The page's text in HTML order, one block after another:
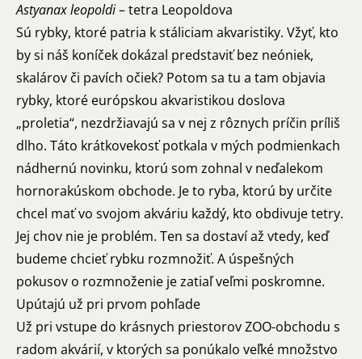
Astyanax leopoldi– tetra Leopoldova
Sú rybky, ktoré patria k stáliciam akvaristiky. Vžyť, kto
by si náš koníček dokázal predstaviť bez neóniek,
skalárov či pavích očiek? Potom sa tu a tam objavia
rybky, ktoré európskou akvaristikou doslova
„proletia“, nezdržiavajú sa v nej z rôznych príčin príliš
dlho. Táto krátkovekosť potkala v mých podmienkach
nádhernú novinku, ktorú som zohnal v neďalekom
hornorakúskom obchode. Je to ryba, ktorú by určite
chcel mať vo svojom akváriu každý, kto obdivuje tetry.
Jej chov nie je problém. Ten sa dostaví až vtedy, keď
budeme chcieť rybku rozmnožiť. A úspešných
pokusov o rozmnoženie je zatiaľ veľmi poskromne.
Upútajú už pri prvom pohľade
Už pri vstupe do krásnych priestorov ZOO-obchodu s
radom akvárií, v ktorých sa ponúkalo veľké množstvo